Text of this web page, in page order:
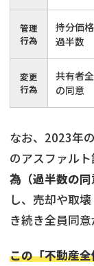
管理
行為
持分価
過半数
変更
行為
共有者
の同意
なお、2023年
のアスファル
為（過半数の
し、売却や取
き続き全員同意
この「不動産